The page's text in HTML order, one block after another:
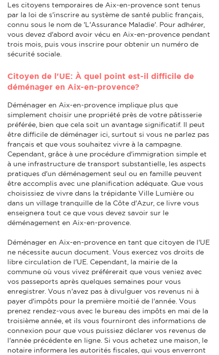
Les citoyens temporaires de Aix-en-provence sont tenus
par la loi de s'inscrire au système de santé public français,
connu sous le nom de 'L'Assurance Maladie'. Pour adhérer,
vous devez d'abord avoir vécu en Aix-en-provence pendant
trois mois, puis vous inscrire pour obtenir un numéro de
sécurité sociale.
Citoyen de l'UE: À quel point est-il difficile de
déménager en Aix-en-provence?
Déménager en Aix-en-provence implique plus que
simplement choisir une propriété près de votre pâtisserie
préférée, bien que cela soit un avantage significatif. Il peut
être difficile de déménager ici, surtout si vous ne parlez pas
français et que vous souhaitez vivre à la campagne.
Cependant, grâce à une procédure d'immigration simple et
à une infrastructure de transport substantielle, les aspects
pratiques d'un déménagement seul ou en famille peuvent
être accomplis avec une planification adéquate. Que vous
choisissiez de vivre dans la trépidante Ville Lumière ou
dans un village tranquille de la Côte d'Azur, ce livre vous
enseignera tout ce que vous devez savoir sur le
déménagement en Aix-en-provence.
Déménager en Aix-en-provence en tant que citoyen de l'UE
ne nécessite aucun document. Vous exercez vos droits de
libre circulation de l'UE. Cependant, la mairie de la
commune où vous vivez préférerait que vous veniez avec
vos passeports après quelques semaines pour vous
enregistrer. Vous n'avez pas à divulguer vos revenus ni à
payer d'impôts pour la première moitié de l'année. Vous
prenez rendez-vous avec le bureau des impôts en mai de la
troisième année, et ils vous fourniront des informations de
connexion pour que vous puissiez déclarer vos revenus de
l'année précédente en ligne. Si vous achetez une maison, le
notaire informera les autorités fiscales, qui vous enverront